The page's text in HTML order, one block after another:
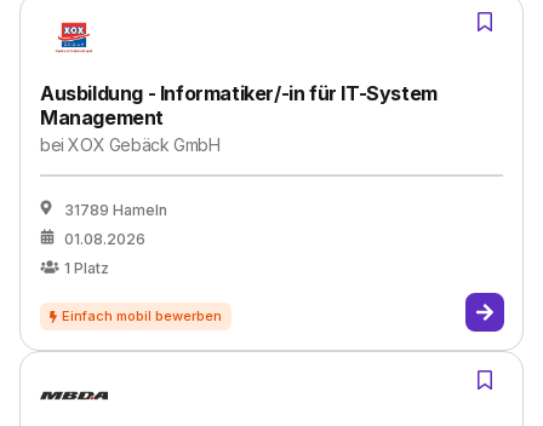
Ausbildung - Informatiker/-in für IT-System
Management
beiXOX Gebäck GmbH
31789 Hameln
01.08.2026
1 Platz